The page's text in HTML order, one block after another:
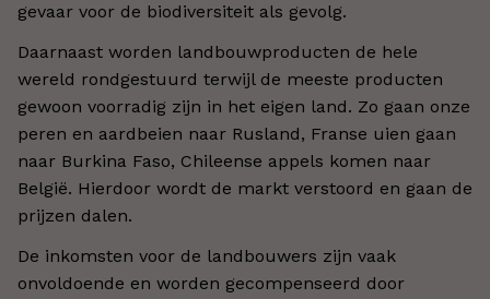
gevaar voor de biodiversiteit als gevolg.
Daarnaast worden landbouwproducten de hele
wereld rondgestuurd terwijl de meeste producten
gewoon voorradig zijn in het eigen land. Zo gaan onze
peren en aardbeien naar Rusland, Franse uien gaan
naar Burkina Faso, Chileense appels komen naar
België. Hierdoor wordt de markt verstoord en gaan de
prijzen dalen.
De inkomsten voor de landbouwers zijn vaak
onvoldoende en worden gecompenseerd door